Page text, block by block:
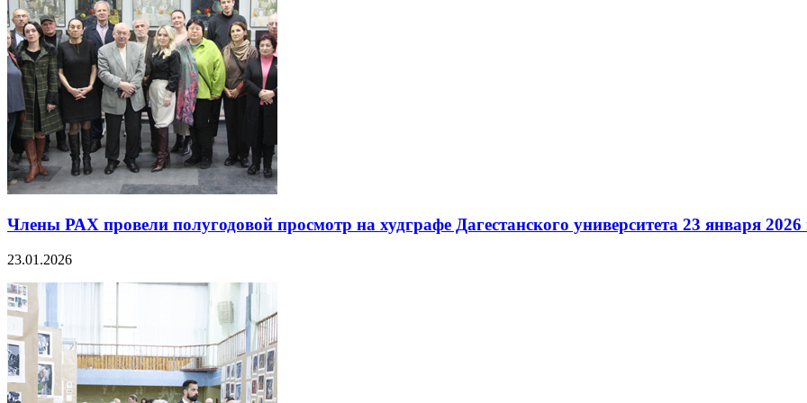
Члены РАХ провели полугодовой просмотр на худграфе Дагестанского университета 23 января 2026
23.01.2026